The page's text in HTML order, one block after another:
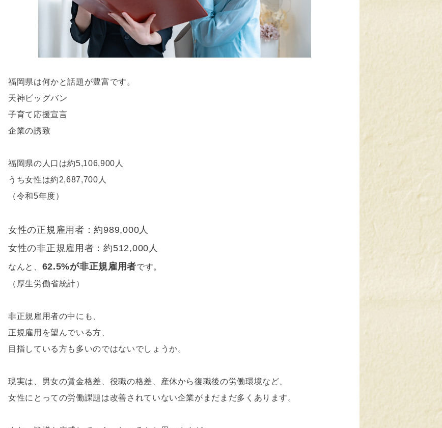
福岡県は何かと話題が豊富です。
天神ビッグバン
子育て応援宣言
企業の誘致
福岡県の人口は約5,106,900人
うち女性は約2,687,700人
（令和5年度）
女性の正規雇用者：約989,000人
女性の非正規雇用者：約512,000人
なんと、 62.5%が非正規雇用者です。
（厚生労働省統計）
非正規雇用者の中にも、
正規雇用を望んでいる方、
目指している方も多いのではないでしょうか。
現実は、男女の賃金格差、役職の格差、産休から復職後の労働環境など、
女性にとっての労働課題は改善されていない企業がまだまだ多くあります。